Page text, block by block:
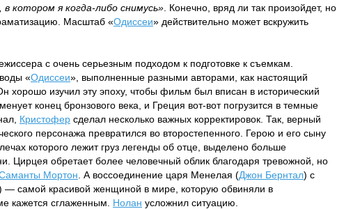
котором я когда-либо снимусь» . Конечно, вряд ли так произойдет, но
Масштаб «Одиссеи» действительно может вскружить
с очень серьезным подходом к подготовке к съемкам.
«Одиссеи», выполненные разными авторами, как настоящий
хорошо изучил эту эпоху, чтобы фильм был вписан в исторический
конец бронзового века, и Греция вот-вот погрузится в темные
Кристофер сделал несколько важных корректировок. Так, верный
персонажа превратился во второстепенного. Герою и его сыну
которого лежит груз легенды об отце, выделено больше
Цирцея обретает более человечный облик благодаря тревожной, но
Мортон . А воссоединение царя Менелая (Джон Бернтал) с
— самой красивой женщиной в мире, которую обвиняли в
кажется сглаженным. Нолан усложнил ситуацию.